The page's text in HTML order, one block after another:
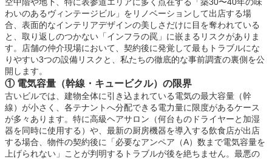
わいのあるヴィンテージビル」をリノベーションして出店する場
合、表面的なインテリアデザインの美しさだけに目を奪われている
と、取り返しのつかない「インフラの罠」に嵌まるリスクがありま
す。店舗の仲介現場において、契約後に発覚して最もトラブルにな
りやすい3つの設備リスクと、私たちの徹底的な事前調査の裏側を公
開します。
① 電気容量（幹線・キュービクル）の限界
古いビルでは、建物全体に引き込まれている電気の最大容量（幹
線）が小さく、各テナントへ分配できる電力量に限度があるケース
が多々あります。特に高級ヘアサロン（何台ものドライヤーと加湿
器を同時に使用する）や、最新の厨房機器を導入する飲食店が出店
する場合、物件の契約後に「必要なアンペア（A）数まで電気容量を
上げられない」ことが判明するトラブルが後を絶ちません。最悪の